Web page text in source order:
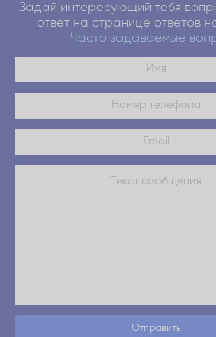
Задай интересующий тебя
ответ на странице ответов
Часто задаваемые
Отправить